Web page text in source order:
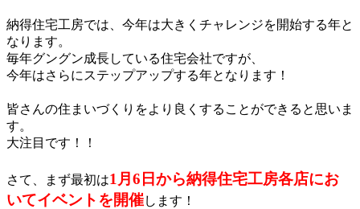
納得住宅工房では、今年は大きくチャレンジを開始する年と
なります。
毎年グングン成長している住宅会社ですが、
今年はさらにステップアップする年となります！
皆さんの住まいづくりをより良くすることができると思いま
す。
大注目です！！
さて、まず最初は1月6日から納得住宅工房各店にお
いてイベントを開催します！